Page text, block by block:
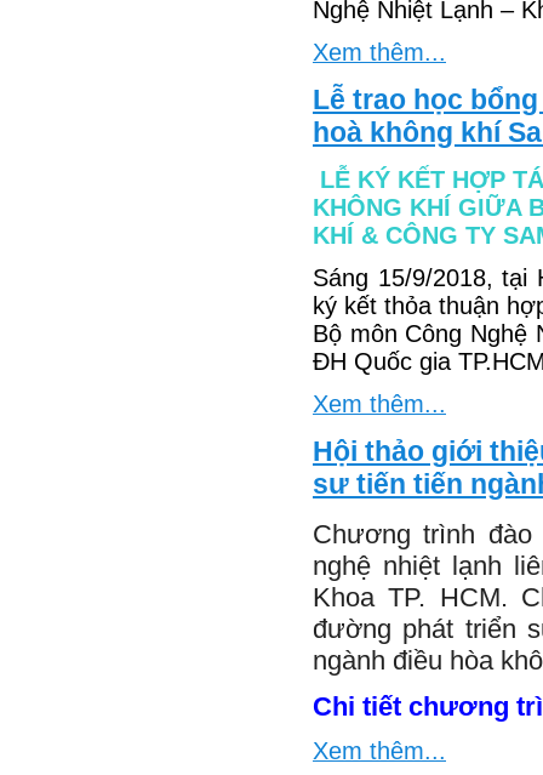
Nghệ Nhiệt Lạnh –
Xem thêm...
Lễ trao học
hoà không khí
LỄ KÝ KẾT HỢP
KHÔNG KHÍ GIỮA
KHÍ & CÔNG TY
Sáng 15/9/2018,
ký kết thỏa thuận
Bộ môn Công Nghệ
ĐH Quốc gia
Xem thêm...
Hội thảo giới
sư tiến tiến
Chương trình
nghệ nhiệt lạnh
Khoa TP. HCM.
đường phát triển
ngành điều hòa
Chi tiết chương
Xem thêm...